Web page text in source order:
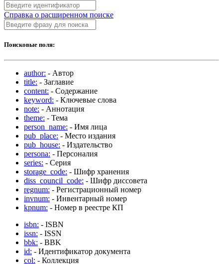
Справка о расширенном поиске
Поисковые поля:
author: - Автор
title: - Заглавие
content: - Содержание
keyword: - Ключевые слова
note: - Аннотация
theme: - Тема
person_name: - Имя лица
pub_place: - Место издания
pub_house: - Издательство
persona: - Персоналия
series: - Серия
storage_code: - Шифр хранения
diss_council_code: - Шифр диссовета
regnum: - Регистрационный номер
invnum: - Инвентарный номер
kpnum: - Номер в реестре КП
isbn: - ISBN
issn: - ISSN
bbk: - BBK
id: - Идентификатор документа
col: - Коллекция